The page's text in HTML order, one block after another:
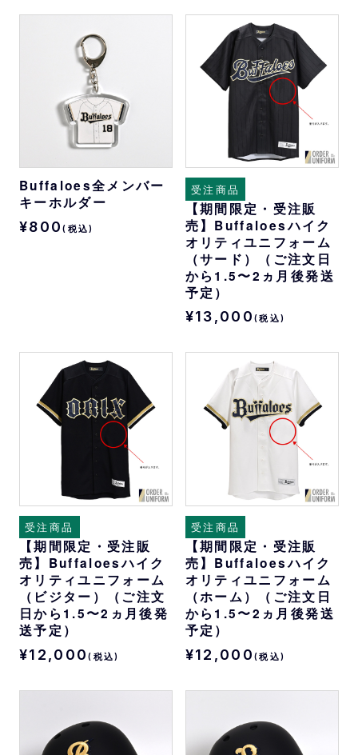
Buffaloes全メンバー
キーホルダー
¥800(税込)
受注商品
【期間限定・受注販
売】Buffaloesハイク
オリティユニフォーム
（サード）（ご注文日
から1.5〜2ヵ月後発送
予定）
¥13,000(税込)
受注商品
【期間限定・受注販
売】Buffaloesハイク
オリティユニフォーム
（ビジター）（ご注文
日から1.5〜2ヵ月後発
送予定）
¥12,000(税込)
受注商品
【期間限定・受注販
売】Buffaloesハイク
オリティユニフォーム
（ホーム）（ご注文日
から1.5〜2ヵ月後発送
予定）
¥12,000(税込)